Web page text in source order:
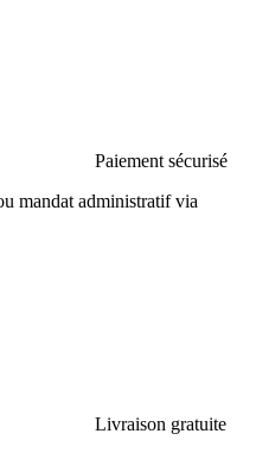
Paiement sécurisé
mandat administratif via
Livraison gratuite